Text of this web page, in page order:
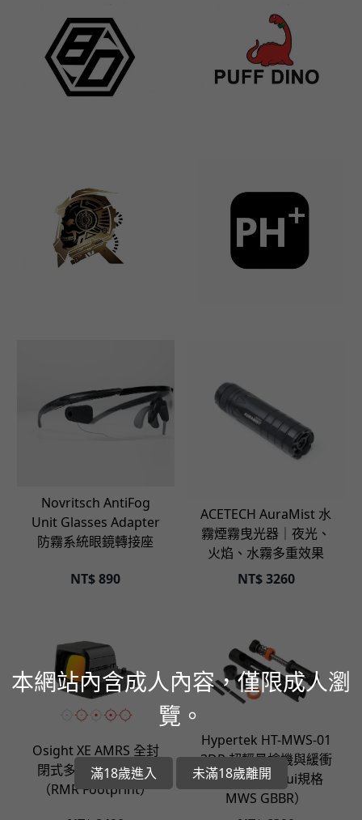
Novritsch AntiFog
Unit Glasses Adapter
防霧系統眼鏡轉接座
NT$890
ACETECH AuraMist 水
霧煙霧曳光器｜夜光、
火焰、水霧多重效果
NT$3260
立即選購
Osight XE AMRS 全封
閉式多準星紅點瞄具
（RMR Footprint）
立即選購
Hypertek HT-MWS-01
3DP 超輕量槍機與緩衝
器套件（Marui規格
MWS GBBR）
本網站內含成人內容，僅限成人瀏
覽。
滿18歲進入 未滿18歲離開